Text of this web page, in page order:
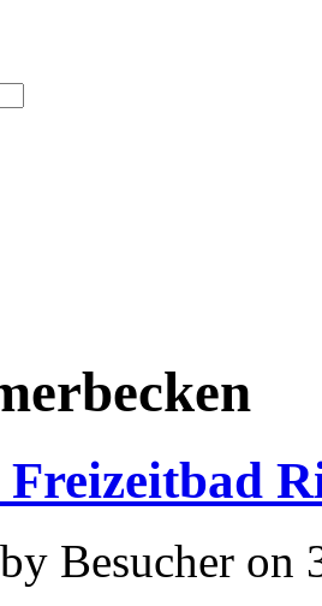
Besucher on